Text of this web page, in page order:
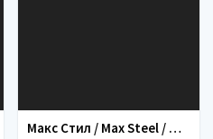
Макс Стил / Max Steel / Maks Stil Uzbek tilida O'zbekcha tarjima kino 2016 HD